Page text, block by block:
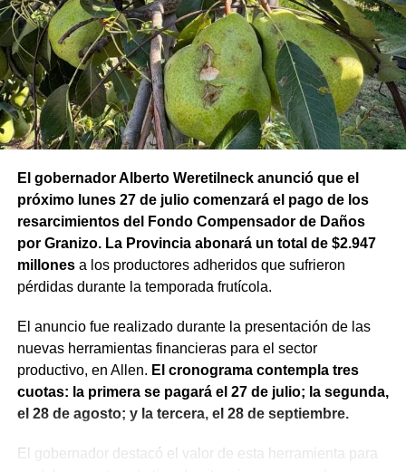
El gobernador Alberto Weretilneck anunció que el
próximo lunes 27 de julio comenzará el pago de los
resarcimientos del Fondo Compensador de Daños
por Granizo. La Provincia abonará un total de $2.947
millonesa los productores adheridos que sufrieron
pérdidas durante la temporada frutícola.
El anuncio fue realizado durante la presentación de las
nuevas herramientas financieras para el sector
productivo, en Allen. El cronograma contempla tres
cuotas: la primera se pagará el 27 de julio; la segunda,
el 28 de agosto; y la tercera, el 28 de septiembre.
El gobernador destacó el valor de esta herramienta para